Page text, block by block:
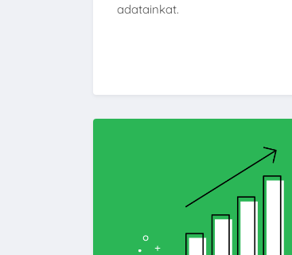
adatainkat.